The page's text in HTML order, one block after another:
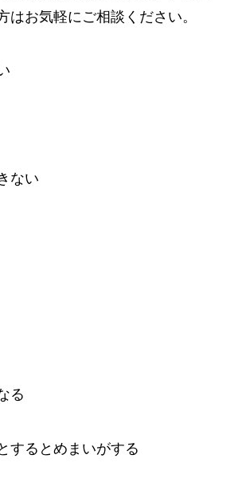
はお気軽にご相談ください。
ない
る
するとめまいがする